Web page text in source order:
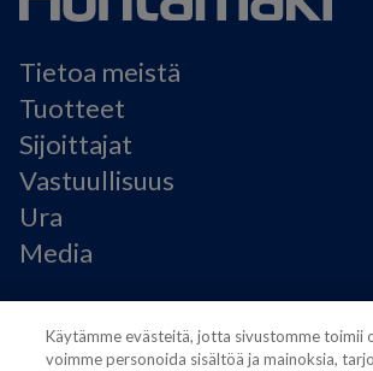
Tietoa meistä
Tuotteet
Sijoittajat
Vastuullisuus
Ura
Media
Käyttöehdot
Modern Slavery Statement
Käytämme evästeitä, jotta sivustomme toimii
voimme personoida sisältöä ja mainoksia,